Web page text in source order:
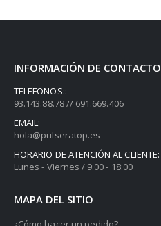
INFORMACIÓN DE CONTACTO
TELEFONOS::
93.143.88.78 // 691.669.406
EMAIL:
hola@pulseratop.es
HORARIO DE ATENCIÓN AL CLIENTE:
Lunes - Viernes / 9:00 - 18:00
MAPA DEL SITIO